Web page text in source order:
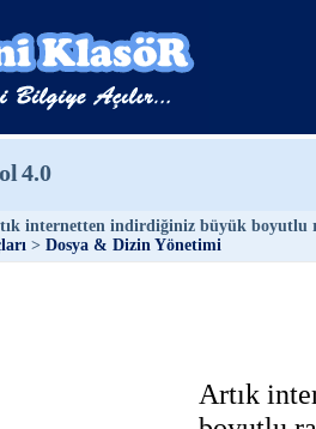
4.0
internetten indirdiğiniz büyük boyutlu
> Dosya & Dizin Yönetimi
Artık